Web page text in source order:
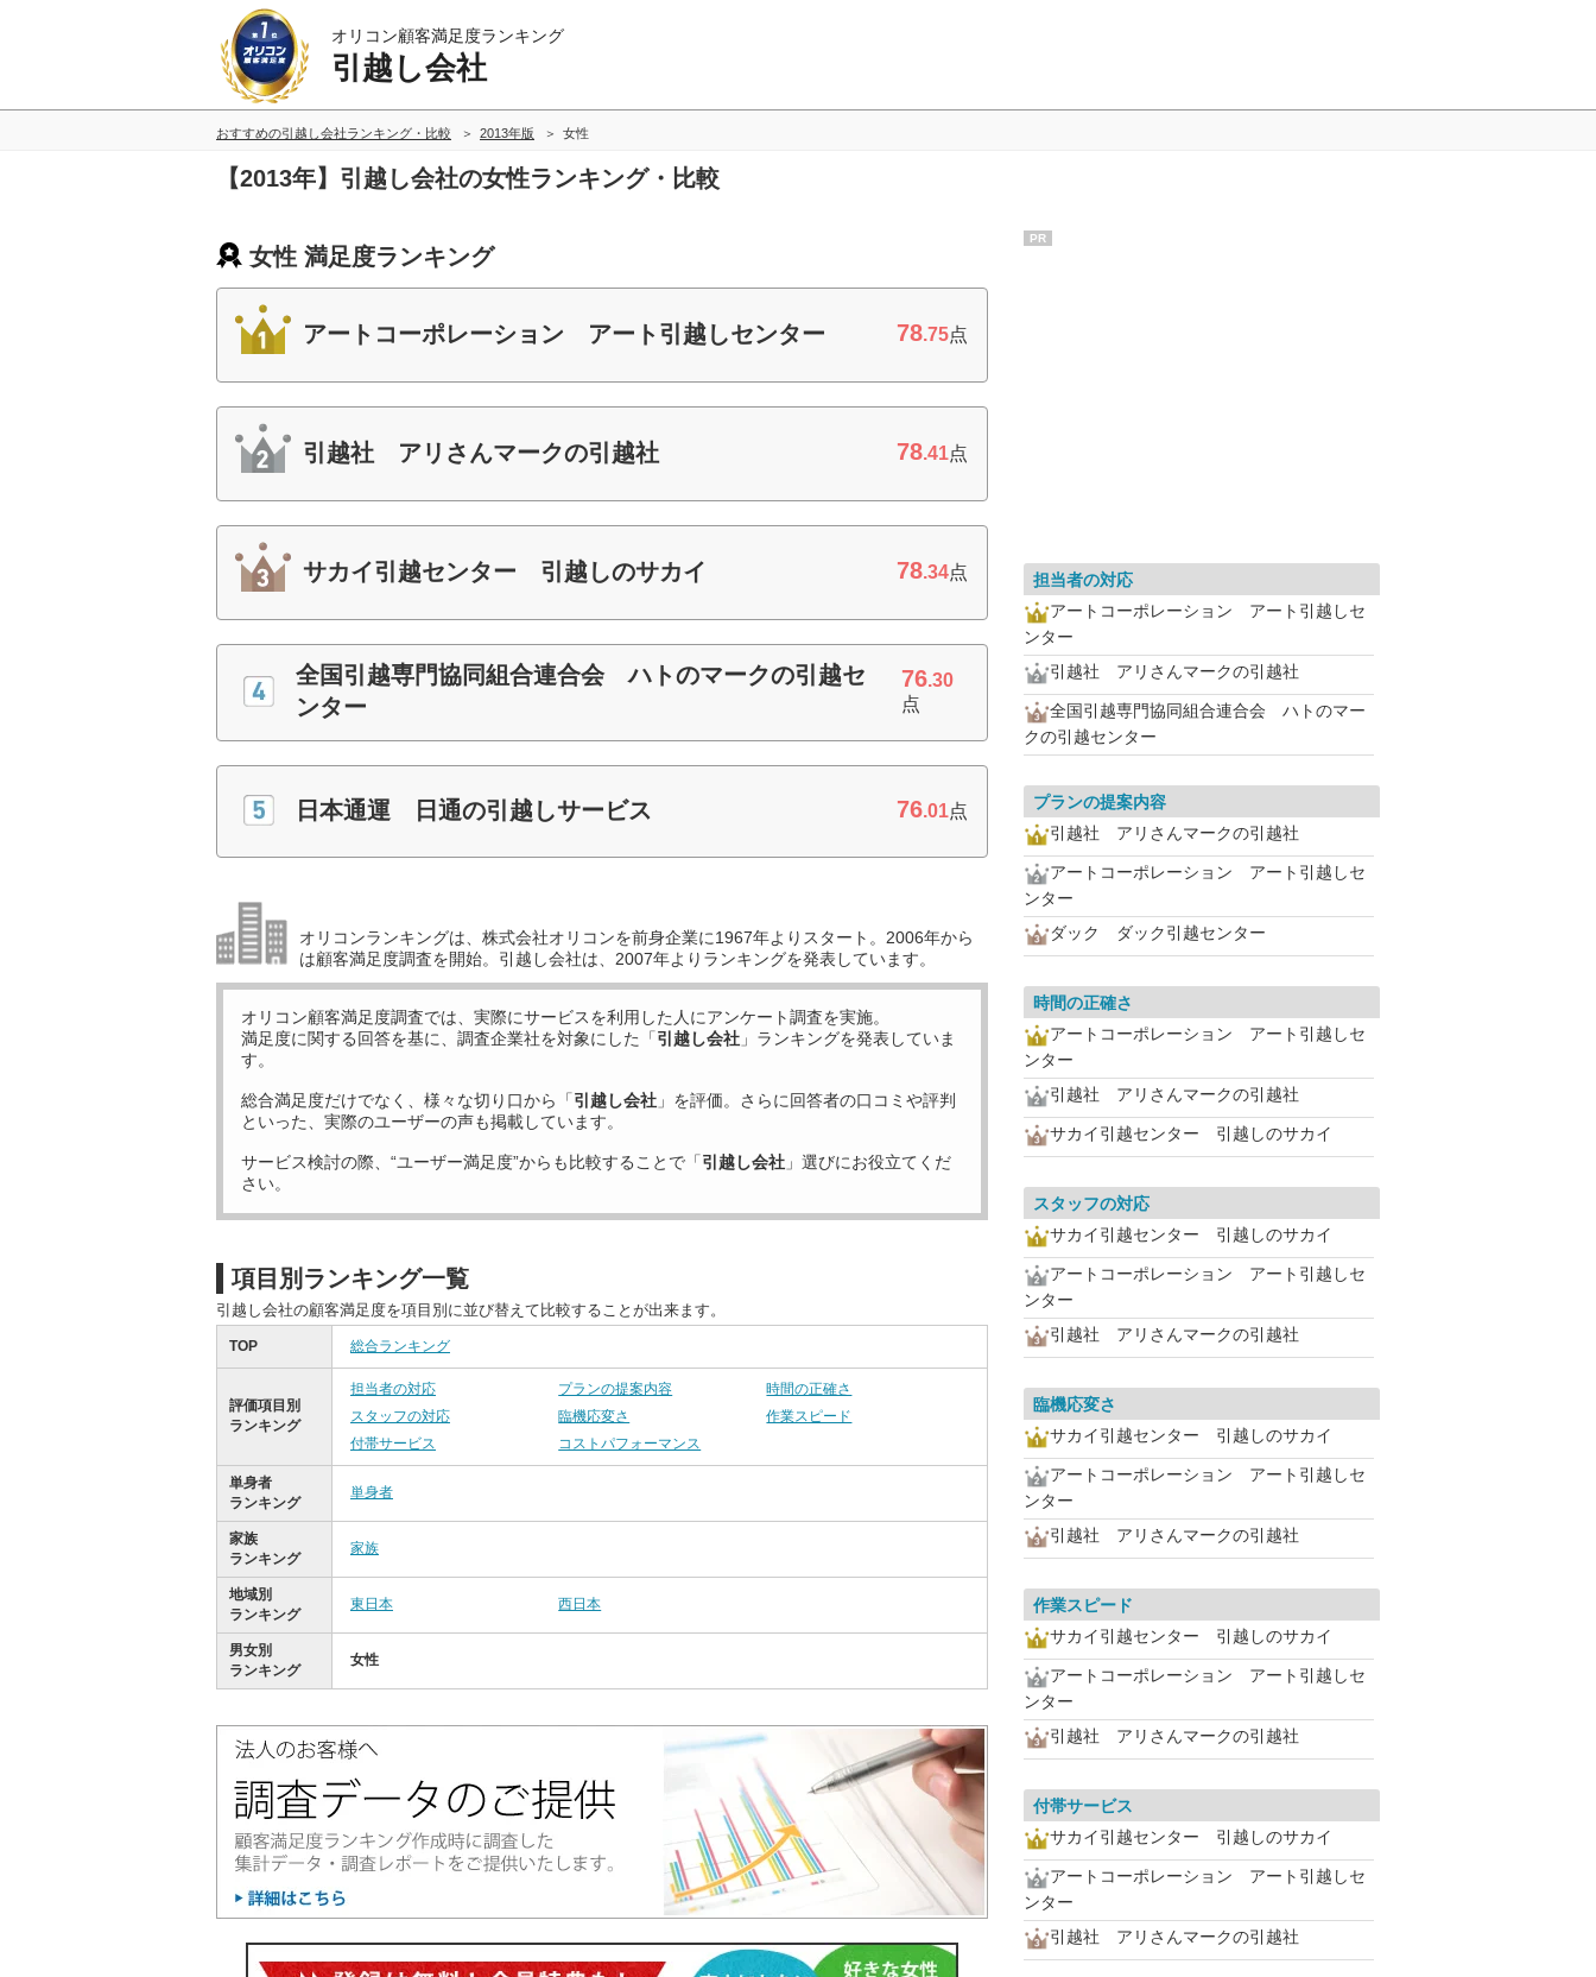
オリコン顧客満足度ランキング
引越し会社
おすすめの引越し会社ランキング・比較 2013年版 女性
【2013年】引越し会社の女性ランキング・比較
女性 満足度ランキング
アートコーポレーション アート引越しセンター 78.75点
引越社 アリさんマークの引越社 78.41点
サカイ引越センター 引越しのサカイ 78.34点
全国引越専門協同組合連合会 ハトのマークの引越セ
ンター
76.30
点
日本通運 日通の引越しサービス 76.01点
オリコンランキングは、株式会社オリコンを前身企業に1967年よりスタート。2006年から
は顧客満足度調査を開始。引越し会社は、2007年よりランキングを発表しています。
オリコン顧客満足度調査では、実際にサービスを利用した 人にアンケート調査を実施。
満足度に関する回答を基に、調査企業社を対象にした「引越し会社 」ランキングを発表していま
す。
総合満足度だけでなく、様々な切り口から「引越し会社 」を評価。さらに回答者の口コミや評判
といった、実際のユーザーの声も掲載しています。
サービス検討の際、“ユーザー満足度”からも比較することで「引越し会社 」選びにお役立てくだ
さい。
項目別ランキング一覧
引越し会社の顧客満足度を項目別に並び替えて比較することが出来ます。
TOP 総合ランキング
評価項目別
ランキング
担当者の対応 プランの提案内容
時間の正確さ
スタッフの対応
臨機応変さ
作業スピード
付帯サービス
コストパフォーマンス
単身者
ランキング
単身者
家族
ランキング
家族
地域別
ランキング
東日本 西日本
男女別
ランキング
女性
PR
担当者の対応
アートコーポレーション アート引越しセ
ンター
引越社 アリさんマークの引越社
全国引越専門協同組合連合会 ハトのマー
クの引越センター
プランの提案内容
引越社 アリさんマークの引越社
アートコーポレーション アート引越しセ
ンター
ダック ダック引越センター
時間の正確さ
アートコーポレーション アート引越しセ
ンター
引越社 アリさんマークの引越社
サカイ引越センター 引越しのサカイ
スタッフの対応
サカイ引越センター 引越しのサカイ
アートコーポレーション アート引越しセ
ンター
引越社 アリさんマークの引越社
臨機応変さ
サカイ引越センター 引越しのサカイ
アートコーポレーション アート引越しセ
ンター
引越社 アリさんマークの引越社
作業スピード
サカイ引越センター 引越しのサカイ
アートコーポレーション アート引越しセ
ンター
引越社 アリさんマークの引越社
付帯サービス
サカイ引越センター 引越しのサカイ
アートコーポレーション アート引越しセ
ンター
引越社 アリさんマークの引越社